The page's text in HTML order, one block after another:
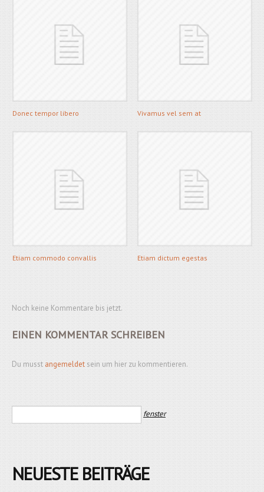
Donec tempor libero Vivamus vel sem at
Etiam commodo convallis Etiam dictum egestas
Noch keine Kommentare bis jetzt.
EINEN KOMMENTAR SCHREIBEN
Du musst angemeldet sein um hier zu kommentieren.
NEUESTE BEITRÄGE